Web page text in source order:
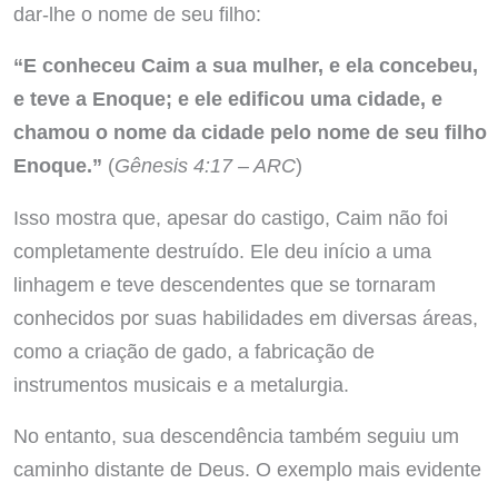
dar-lhe o nome de seu filho:
“E conheceu Caim a sua mulher, e ela concebeu,
e teve a Enoque; e ele edificou uma cidade, e
chamou o nome da cidade pelo nome de seu filho
Enoque.” (Gênesis 4:17 – ARC)
Isso mostra que, apesar do castigo, Caim não foi
completamente destruído. Ele deu início a uma
linhagem e teve descendentes que se tornaram
conhecidos por suas habilidades em diversas áreas,
como a criação de gado, a fabricação de
instrumentos musicais e a metalurgia.
No entanto, sua descendência também seguiu um
caminho distante de Deus. O exemplo mais evidente